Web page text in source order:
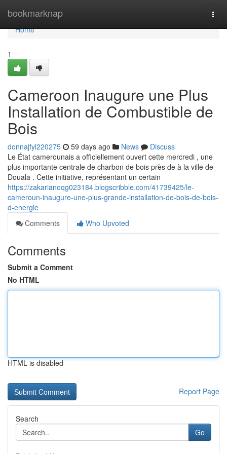
bookmarknap
Home
Home
1
Cameroon Inaugure une Plus
Installation de Combustible de
Bois
donnajfyl220275 59 days ago News
Discuss
Le État camerounais a officiellement ouvert cette mercredi , une
plus importante centrale de charbon de bois près de à la ville de
Douala . Cette initiative, représentant un certain
https://zakarianoqg023184.blogscribble.com/41739425/le-
cameroun-inaugure-une-plus-grande-installation-de-bois-de-bois-
d-energie
Comments
Who Upvoted
Comments
Submit a Comment
No HTML
HTML is disabled
Report Page
Search
Go